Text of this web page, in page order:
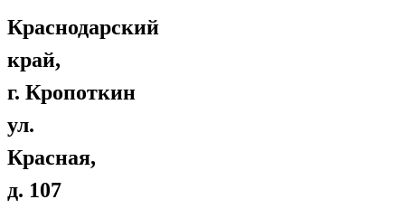
Краснодарский
край,
г. Кропоткин
ул.
Красная,
д. 107